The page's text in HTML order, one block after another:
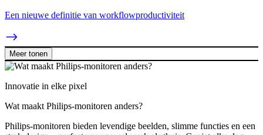
Een nieuwe definitie van workflowproductiviteit
Meer tonen
Innovatie in elke pixel
Wat maakt Philips-monitoren anders?
Philips-monitoren bieden levendige beelden, slimme functies en een